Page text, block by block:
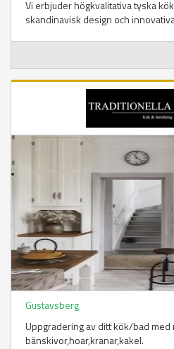
Vi erbjuder högkvalitativa tyska
skandinavisk design och
Gustavsberg
Uppgradering av ditt kök/bad med
bänskivor,hoar,kranar,kakel.